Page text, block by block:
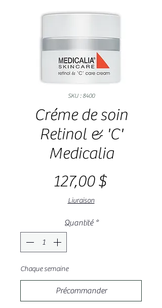
SKU : 8400
Créme de soin
Retinol & 'C'
Medicalia
127,00 $Prix
Livraison
Quantité *
Chaque semaine
Précommander